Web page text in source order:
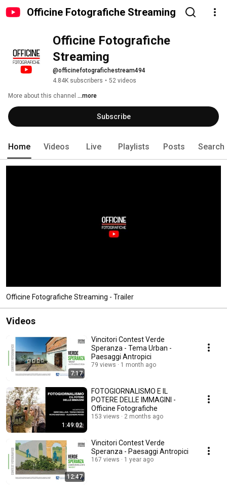
Officine Fotografiche Streaming
Officine Fotografiche
Streaming
@officinefotografichestream494
4.84K subscribers • 52 videos
More about this channel ...more
Subscribe
Home Videos Live Playlists Posts Search
Officine Fotografiche Streaming - Trailer
Videos
7:17
Vincitori Contest Verde
Speranza - Tema Urban -
Paesaggi Antropici
79 views 1 month ago
1:49:02
FOTOGIORNALISMO E IL
POTERE DELLE IMMAGINI -
Officine Fotografiche
153 views 2 months ago
12:47
Vincitori Contest Verde
Speranza - Paesaggi Antropici
167 views 1 year ago